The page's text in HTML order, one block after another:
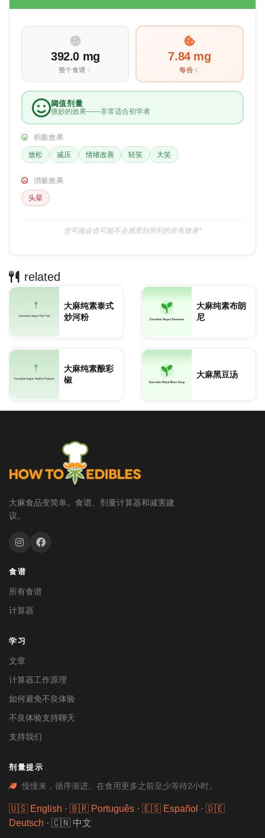
392.0 mg
整个食谱：
7.84 mg
每份：
阈值剂量
微妙的效果——非常适合初学者
积极效果
放松 减压 情绪改善 轻笑 大笑
消极效果
头晕
您可能会也可能不会感受到所列的所有效果*
related
大麻纯素泰式
炒河粉
大麻纯素布朗
尼
大麻纯素酿彩
椒
大麻黑豆汤
大麻食品变简单。食谱、剂量计算器和减害建
议。
食谱
所有食谱
计算器
学习
文章
计算器工作原理
如何避免不良体验
不良体验支持聊天
支持我们
剂量提示
慢慢来，循序渐进。在食用更多之前至少等待2小时。
🇺🇸 English · 🇧🇷 Português · 🇪🇸 Español · 🇩🇪
Deutsch · 🇨🇳 中文